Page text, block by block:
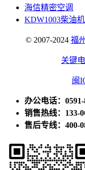
海信精密空调
KDW1003柴油机
© 2007-2024 福
关键
闽
办公电话：0591-
销售热线：133-
售后专线：400-